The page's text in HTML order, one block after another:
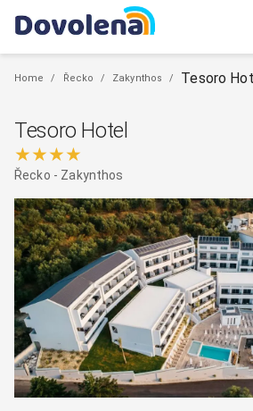
Home / Řecko / Zakynthos / Tesoro
Tesoro Hotel
★★★★
Řecko - Zakynthos